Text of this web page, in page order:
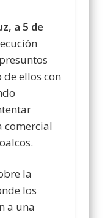
a 5 de
ellos con
comercial
la
los
a una